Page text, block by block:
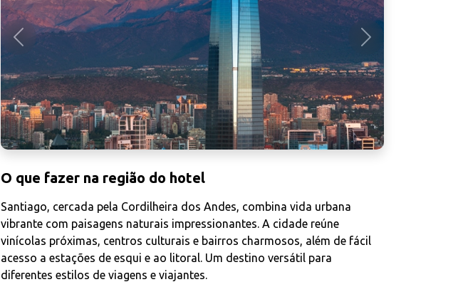
O que fazer na região do hotel
Anterior Próximo
Santiago, cercada pela Cordilheira dos Andes, combina vida urbana
vibrante com paisagens naturais impressionantes. A cidade reúne
vinícolas próximas, centros culturais e bairros charmosos, além de fácil
acesso a estações de esqui e ao litoral. Um destino versátil para
diferentes estilos de viagens e viajantes.